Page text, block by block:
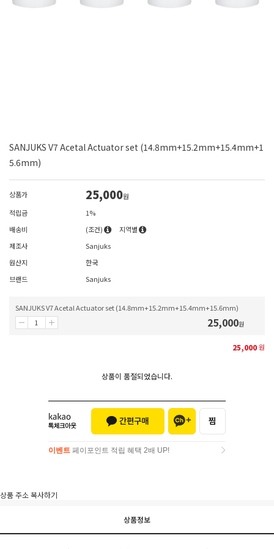
SANJUKS V7 Acetal Actuator set (14.8mm+15.2mm+15.4mm+1
5.6mm)
상품가 25,000원
적립금
1%
배송비
(조건)
지역별
제조사
Sanjuks
원산지
한국
브랜드
Sanjuks
SANJUKS V7 Acetal Actuator set (14.8mm+15.2mm+15.4mm+15.6mm)
25,000원
25,000원
상품이 품절되었습니다.
이벤트 페이포인트 적립 혜택 2배 UP!
상품 주소 복사하기
상품정보